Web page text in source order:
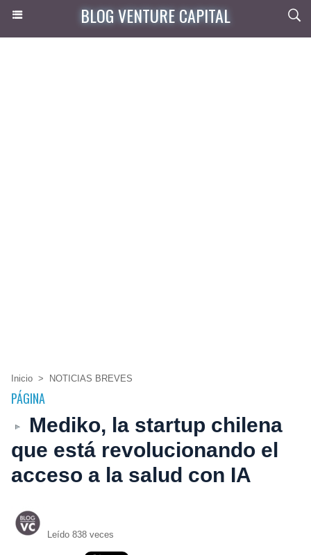
BLOG VENTURE CAPITAL
Inicio > NOTICIAS BREVES
PÁGINA
Mediko, la startup chilena
que está revolucionando el
acceso a la salud con IA
Leído 838 veces